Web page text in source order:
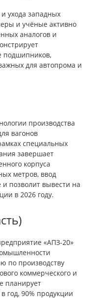
ухода западных
и учёные активно
аналогов и
подшипников,
для автопрома и
производства
вагонов
специальных
завершает
корпуса
метров, ввод
позволит вывести на
в 2026 году.
«АПЗ-20»
по производству
коммерческого и
планирует
год, 90% продукции